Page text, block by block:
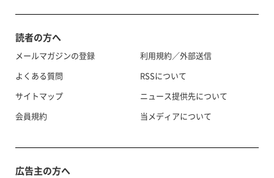
読者の方へ
メールマガジンの登録
よくある質問
サイトマップ
会員規約
利用規約／外部送信
RSSについて
ニュース提供先について
当メディアについて
広告主の方へ